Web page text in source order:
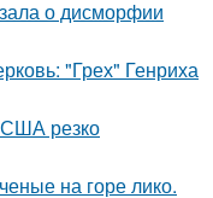
о дисморфии
"Грех" Генриха
США резко
на горе лико.